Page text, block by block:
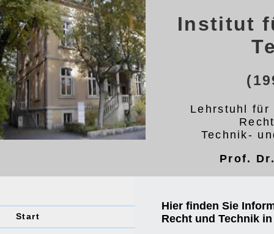
Institut
Lehrstuhl für
Technik-
Prof.
Start
Hier finden Sie
Recht und Technik